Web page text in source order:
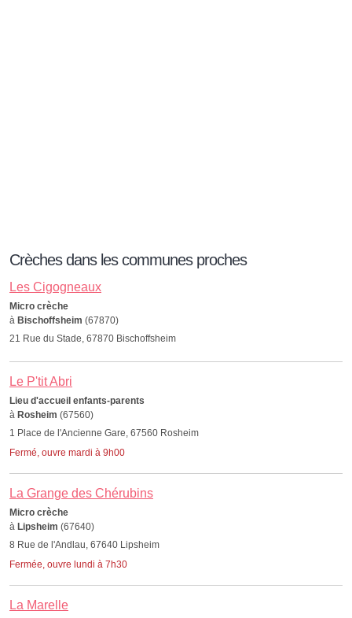
Crèches dans les communes proches
Les Cigogneaux
Micro crèche
à Bischoffsheim (67870)
21 Rue du Stade, 67870 Bischoffsheim
Le P'tit Abri
Lieu d'accueil enfants-parents
à Rosheim (67560)
1 Place de l'Ancienne Gare, 67560 Rosheim
Fermé, ouvre mardi à 9h00
La Grange des Chérubins
Micro crèche
à Lipsheim (67640)
8 Rue de l'Andlau, 67640 Lipsheim
Fermée, ouvre lundi à 7h30
La Marelle